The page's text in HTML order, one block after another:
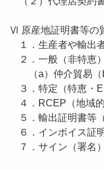
Ⅵ 原産地証明書等の
１．生産者や輸出
２．一般（非特恵
（a）仲介貿易（b
３．特定（特恵・
４．RCEP（地域
５．輸出証明書等
６．インボイス証
７．サイン（署名